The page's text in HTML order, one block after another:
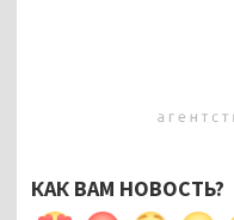
КАК ВАМ НОВОСТЬ?